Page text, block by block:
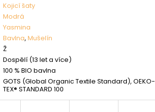
Kojicí šaty
Modrá
Yasmina
Bavlna, Mušelín
Ž
Dospělí (13 let a více)
100 % BIO bavlna
GOTS (Global Organic Textile Standard), OEKO-
TEX® STANDARD 100